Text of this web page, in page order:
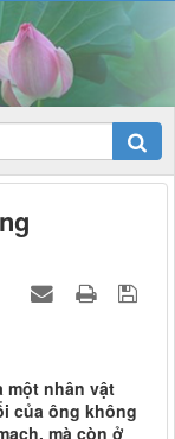
một nhân vật
của ông không
mà còn ở